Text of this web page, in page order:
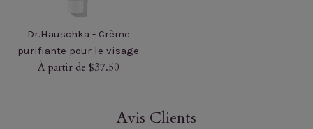
Dr.Hauschka - Crème
purifiante pour le visage
À partir de $37.50
Avis Clients